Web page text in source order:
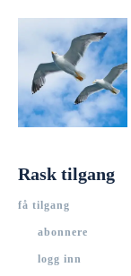
Rask tilgang
få tilgang
abonnere
logg inn